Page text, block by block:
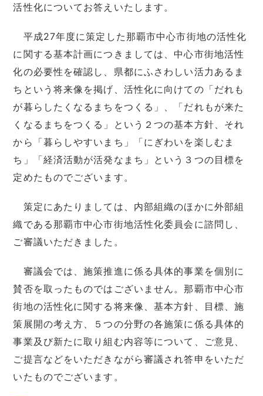
活性化についてお答えいたします。
平成27年度に策定した那覇市中心市街地の活性化
に関する基本計画につきましては、中心市街地活性
化の必要性を確認し、県都にふさわしい活力あるま
ちという将来像を掲げ、活性化に向けての「だれも
が暮らしたくなるまちをつくる」、「だれもが来た
くなるまちをつくる」という２つの基本方針、それ
から「暮らしやすいまち」「にぎわいを楽しむま
ち」「経済活動が活発なまち」という３つの目標を
定めたものでございます。
策定にあたりましては、内部組織のほかに外部組
織である那覇市中心市街地活性化委員会に諮問し、
ご審議いただきました。
審議会では、施策推進に係る具体的事業を個別に
賛否を取ったものではございません。那覇市中心市
街地の活性化に関する将来像、基本方針、目標、施
策展開の考え方、５つの分野の各施策に係る具体的
事業及び新たに取り組む内容等について、ご意見、
ご提言などをいただきながら審議され答申をいただ
いたものでございます。